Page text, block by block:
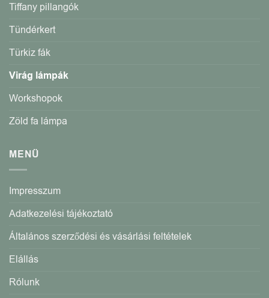
Tiffany pillangók
Tündérkert
Türkiz fák
Virág lámpák
Workshopok
Zöld fa lámpa
MENÜ
Impresszum
Adatkezelési tájékoztató
Általános szerződési és vásárlási feltételek
Elállás
Rólunk